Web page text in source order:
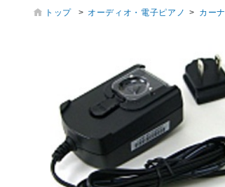
トップ > オーディオ・電子ピアノ > カー